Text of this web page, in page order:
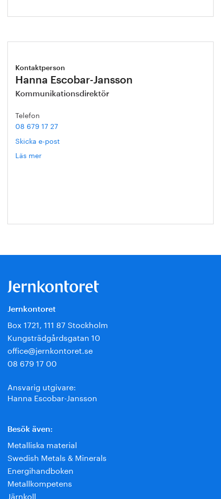
Kontaktperson
Hanna Escobar-Jansson
Kommunikationsdirektör
Telefon
08 679 17 27
Skicka e-post
Läs mer
Jernkontoret
Box 1721, 111 87 Stockholm
Kungsträdgårdsgatan 10
office@jernkontoret.se
08 679 17 00
Ansvarig utgivare:
Hanna Escobar-Jansson
Besök även:
Metalliska material
Swedish Metals & Minerals
Energihandboken
Metallkompetens
Järnkoll